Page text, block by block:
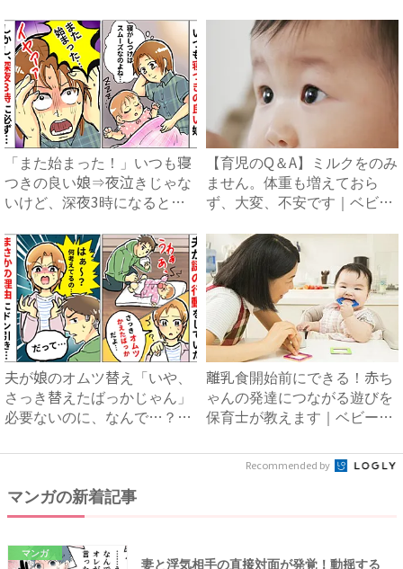
「また始まった！」いつも寝
つきの良い娘⇒夜泣きじゃな
いけど、深夜3時になると必
【育児のQ＆A】ミルクをのみ
ません。体重も増えておら
ず、大変、不安です｜ベビー
夫が娘のオムツ替え「いや、
さっき替えたばっかじゃん」
必要ないのに、なんで…？予
離乳食開始前にできる！赤ち
ゃんの発達につながる遊びを
保育士が教えます｜ベビーカ
Recommended by
マンガの新着記事
マンガ
妻と浮気相手の直接対面が発覚！動揺する